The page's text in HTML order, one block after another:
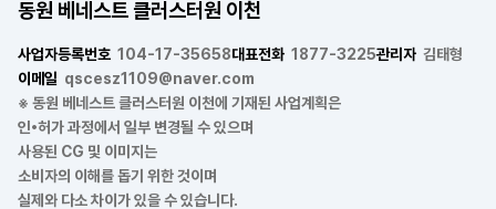
동원 베네스트 클러스터원 이천
사업자등록번호 104-17-35658대표전화 1877-3225관리자 김태형
이메일 qscesz1109@naver.com
※ 동원 베네스트 클러스터원 이천에 기재된 사업계획은
인•허가 과정에서 일부 변경될 수 있으며
사용된 CG 및 이미지는
소비자의 이해를 돕기 위한 것이며
실제와 다소 차이가 있을 수 있습니다.